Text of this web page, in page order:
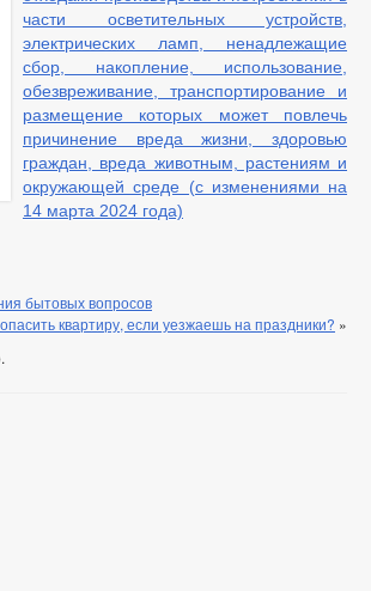
части осветительных устройств,
электрических ламп, ненадлежащие
сбор, накопление, использование,
обезвреживание, транспортирование и
размещение которых может повлечь
причинение вреда жизни, здоровью
граждан, вреда животным, растениям и
окружающей среде (с изменениями на
14 марта 2024 года)
бытовых вопросов
квартиру, если уезжаешь на праздники? »